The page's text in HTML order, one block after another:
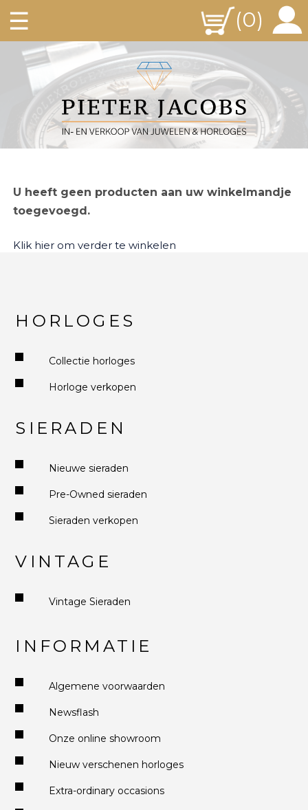
☰ (0)
U heeft geen producten aan uw winkelmandje
toegevoegd.
Klik hier om verder te winkelen
HORLOGES
Collectie horloges
Horloge verkopen
SIERADEN
Nieuwe sieraden
Pre-Owned sieraden
Sieraden verkopen
VINTAGE
Vintage Sieraden
INFORMATIE
Algemene voorwaarden
Newsflash
Onze online showroom
Nieuw verschenen horloges
Extra-ordinary occasions